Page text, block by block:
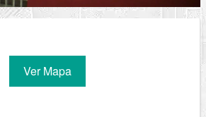
Ver Mapa